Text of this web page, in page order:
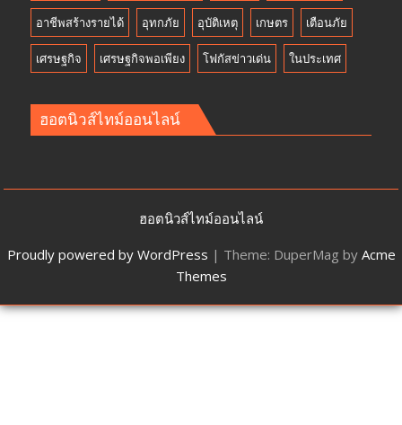
อาชีพสร้างรายได้ อุทกภัย อุบัติเหตุ เกษตร เตือนภัย
เศรษฐกิจ เศรษฐกิจพอเพียง โฟกัสข่าวเด่น ในประเทศ
ฮอตนิวส์ไทม์ออนไลน์
ฮอตนิวส์ไทม์ออนไลน์
Proudly powered by WordPress | Theme: DuperMag by Acme
Themes